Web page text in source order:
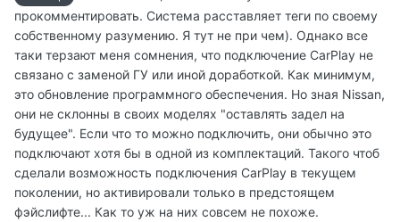
прокомментировать. Система расставляет теги по своему
собственному разумению. Я тут не при чем). Однако все
таки терзают меня сомнения, что подключение CarPlay не
связано с заменой ГУ или иной доработкой. Как минимум,
это обновление программного обеспечения. Но зная Nissan,
они не склонны в своих моделях "оставлять задел на
будущее". Если что то можно подключить, они обычно это
подключают хотя бы в одной из комплектаций. Такого чтоб
сделали возможность подключения CarPlay в текущем
поколении, но активировали только в предстоящем
фэйслифте... Как то уж на них совсем не похоже.